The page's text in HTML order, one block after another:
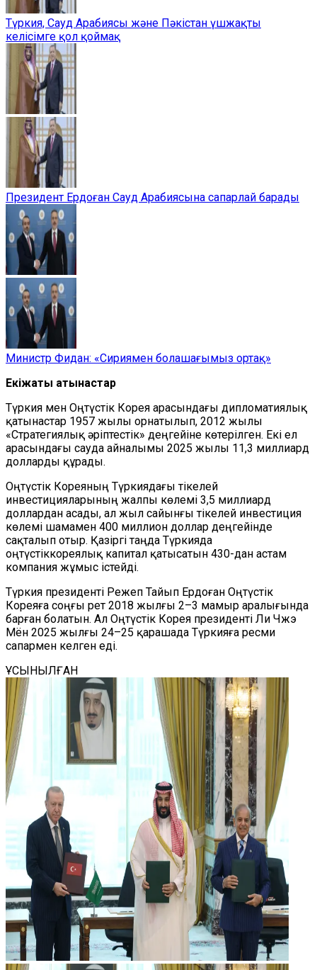
Түркия, Сауд Арабиясы және Пәкістан үшжақты
келісімге қол қоймақ
Президент Ердоған Сауд Арабиясына сапарлай барады
Министр Фидан: «Сириямен болашағымыз ортақ»
Екіжақты қатынастар
Түркия мен Оңтүстік Корея арасындағы дипломатиялық
қатынастар 1957 жылы орнатылып, 2012 жылы
«Стратегиялық әріптестік» деңгейіне көтерілген. Екі ел
арасындағы сауда айналымы 2025 жылы 11,3 миллиард
долларды құрады.
Оңтүстік Кореяның Түркиядағы тікелей
инвестицияларының жалпы көлемі 3,5 миллиард
доллардан асады, ал жыл сайынғы тікелей инвестиция
көлемі шамамен 400 миллион доллар деңгейінде
сақталып отыр. Қазіргі таңда Түркияда
оңтүстіккореялық капитал қатысатын 430-дан астам
компания жұмыс істейді.
Түркия президенті Режеп Тайып Ердоған Оңтүстік
Кореяға соңғы рет 2018 жылғы 2–3 мамыр аралығында
барған болатын. Ал Оңтүстік Корея президенті Ли Чжэ
Мён 2025 жылғы 24–25 қарашада Түркияға ресми
сапармен келген еді.
ҰСЫНЫЛҒАН